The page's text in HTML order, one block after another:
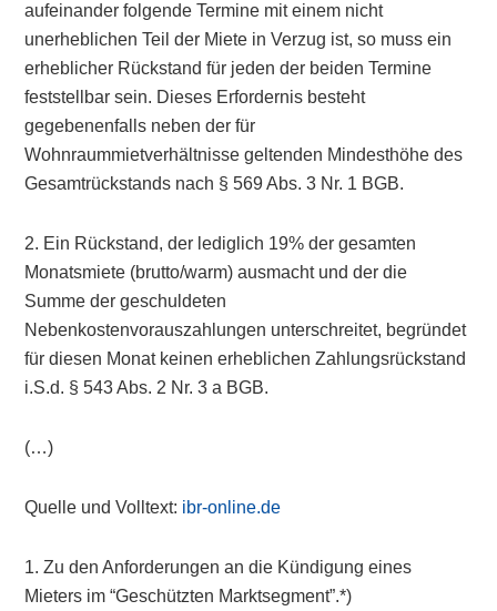
aufeinander folgende Termine mit einem nicht
unerheblichen Teil der Miete in Verzug ist, so muss ein
erheblicher Rückstand für jeden der beiden Termine
feststellbar sein. Dieses Erfordernis besteht
gegebenenfalls neben der für
Wohnraummietverhältnisse geltenden Mindesthöhe des
Gesamtrückstands nach § 569 Abs. 3 Nr. 1 BGB.
2. Ein Rückstand, der lediglich 19% der gesamten
Monatsmiete (brutto/warm) ausmacht und der die
Summe der geschuldeten
Nebenkostenvorauszahlungen unterschreitet, begründet
für diesen Monat keinen erheblichen Zahlungsrückstand
i.S.d. § 543 Abs. 2 Nr. 3 a BGB.
(…)
Quelle und Volltext: ibr-online.de
1. Zu den Anforderungen an die Kündigung eines
Mieters im “Geschützten Marktsegment”.*)